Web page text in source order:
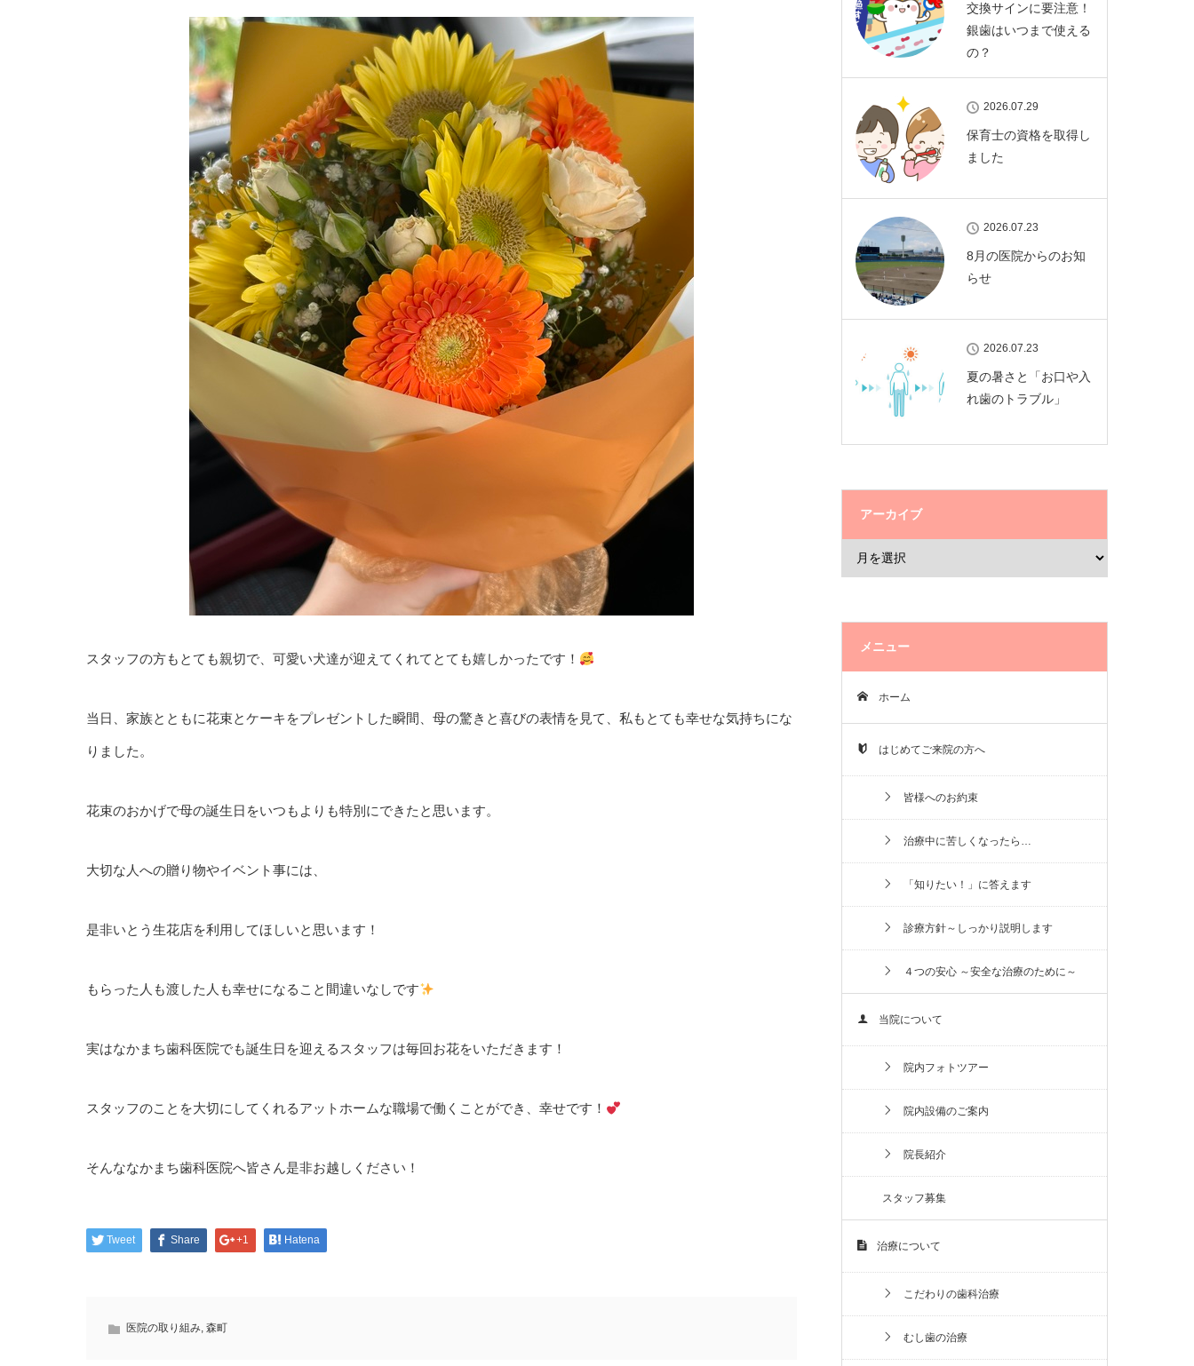
スタッフの方もとても親切で、可愛い犬達が迎えてくれてとても嬉しかったです！
当日、家族とともに花束とケーキをプレゼントした瞬間、母の驚きと喜びの表情を見て、私もとても幸せな気持ちにな
りました。
花束のおかげで母の誕生日をいつもよりも特別にできたと思います。
大切な人への贈り物やイベント事には、
是非いとう生花店を利用してほしいと思います！
もらった人も渡した人も幸せになること間違いなしです
実はなかまち歯科医院でも誕生日を迎えるスタッフは毎回お花をいただきます！
スタッフのことを大切にしてくれるアットホームな職場で働くことができ、幸せです！
そんななかまち歯科医院へ皆さん是非お越しください！
Tweet Share +1 Hatena
医院の取り組み, 森町
交換サインに要注意！
銀歯はいつまで使える
の？
2026.07.29
保育士の資格を取得し
ました
2026.07.23
8月の医院からのお知
らせ
2026.07.23
夏の暑さと「お口や入
れ歯のトラブル」
アーカイブ
メニュー
ホーム
はじめてご来院の方へ
皆様へのお約束
治療中に苦しくなったら…
「知りたい！」に答えます
診療方針～しっかり説明します
４つの安心 ～安全な治療のために～
当院について
院内フォトツアー
院内設備のご案内
院長紹介
スタッフ募集
治療について
こだわりの歯科治療
むし歯の治療